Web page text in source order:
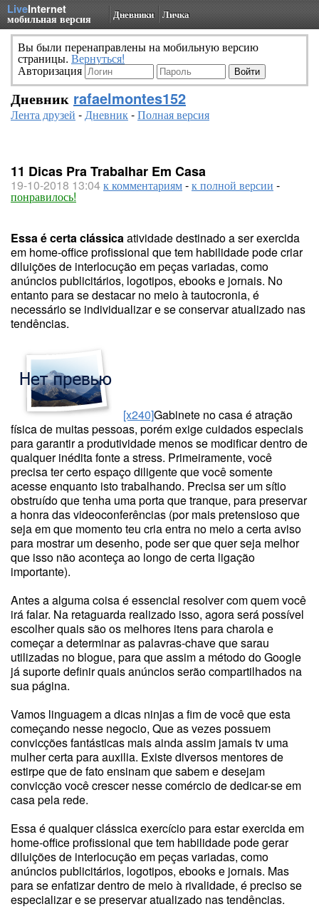
LiveInternet
мобильная версия Дневники Личка
Вы были перенаправлены на мобильную версию
страницы. Вернуться!
Авторизация
Дневник rafaelmontes152
Лента друзей -Дневник-Полная версия
11 Dicas Pra Trabalhar Em Casa
19-10-2018 13:04к комментариям-к полной версии -
понравилось!
Essa é certa clássicaatividade destinado a ser exercida
em home-office profissional que tem habilidade pode criar
diluições de interlocução em peças variadas, como
anúncios publicitários, logotipos, ebooks e jornais. No
entanto para se destacar no meio à tautocronia, é
necessário se individualizar e se conservar atualizado nas
tendências.
[x240]Gabinete no casa é atração
física de muitas pessoas, porém exige cuidados especiais
para garantir a produtividade menos se modificar dentro de
qualquer inédita fonte a stress. Primeiramente, você
precisa ter certo espaço diligente que você somente
acesse enquanto isto trabalhando. Precisa ser um sítio
obstruído que tenha uma porta que tranque, para preservar
a honra das videoconferências (por mais pretensioso que
seja em que momento teu cria entra no meio a certa aviso
para mostrar um desenho, pode ser que quer seja melhor
que isso não aconteça ao longo de certa ligação
importante).
Antes a alguma coisa é essencial resolver com quem você
irá falar. Na retaguarda realizado isso, agora será possível
escolher quais são os melhores itens para charola e
começar a determinar as palavras-chave que sarau
utilizadas no blogue, para que assim a método do Google
já suporte definir quais anúncios serão compartilhados na
sua página.
Vamos linguagem a dicas ninjas a fim de você que esta
começando nesse negocio, Que as vezes possuem
convicções fantásticas mais ainda assim jamais tv uma
mulher certa para auxilia. Existe diversos mentores de
estirpe que de fato ensinam que sabem e desejam
convicção você crescer nesse comércio de dedicar-se em
casa pela rede.
Essa é qualquer clássica exercício para estar exercida em
home-office profissional que tem habilidade pode gerar
diluições de interlocução em peças variadas, como
anúncios publicitários, logotipos, ebooks e jornais. Mas
para se enfatizar dentro de meio à rivalidade, é preciso se
especializar e se preservar atualizado nas tendências.